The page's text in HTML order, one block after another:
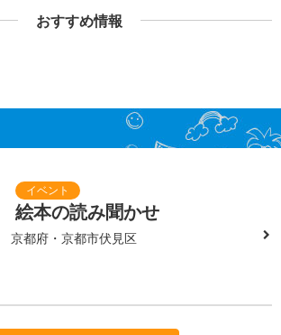
おすすめ情報
絵本の読み聞かせ
京都府・京都市伏見区